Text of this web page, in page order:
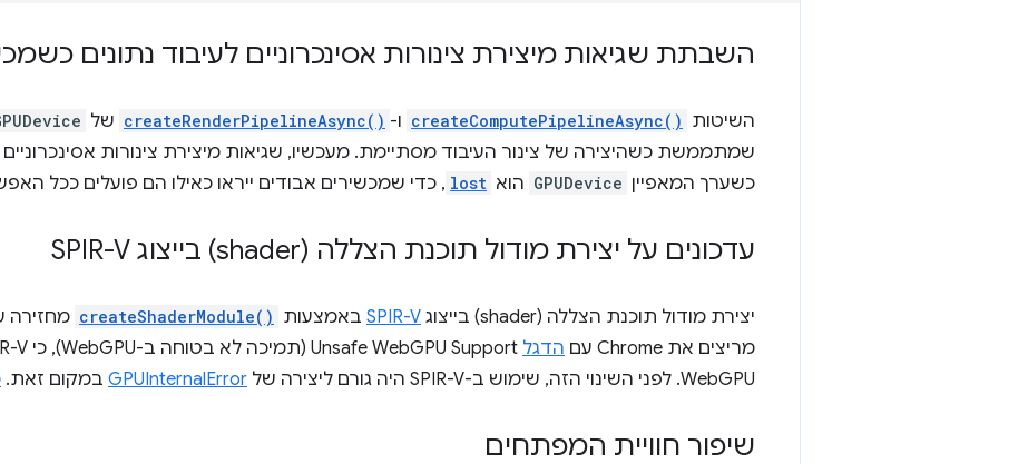
השבתת שגיאות מיצירת צינורות אסינכרוניים לעיבוד נתונים
השיטות createComputePipelineAsync() ו- createRenderPipelineAsync() של
שמתממשת כשהיצירה של צינור העיבוד מסתיימת. מעכשיו, שגיאות מיצירת צינורות אסינכרוניים
כשערך המאפיין GPUDevice הוא lost , כדי שמכשירים אבודים ייראו כאילו הם פועלים ככל
עדכונים על יצירת מודול תוכנת הצללה (shader) בייצוג SPIR-V
יצירת מודול תוכנת הצללה (shader) בייצוג SPIR-V באמצעות createShaderModule()
מריצים את Chrome עם
הדגל
WebGPU. לפני השינוי הזה, שימוש ב-SPIR-V היה גורם ליצירה של
GPUInternalError במקום זאת.
שיפור חוויית המפתחים